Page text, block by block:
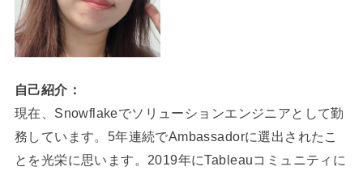
自己紹介：
現在、Snowflakeでソリューションエンジニアとして勤
務しています。5年連続でAmbassadorに選出されたこ
とを光栄に思います。2019年にTableauコミュニティに